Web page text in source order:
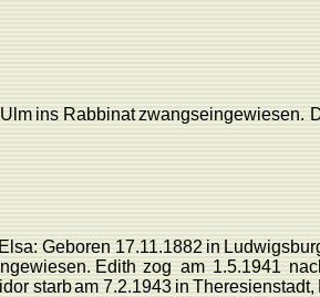
Ulmins Rabbinatzwangseingewiesen.
Geboren 17.11.1882inLudwigsbur
Edith zog am 1.5.1941
starbam7.2.1943inTheresienstadt,